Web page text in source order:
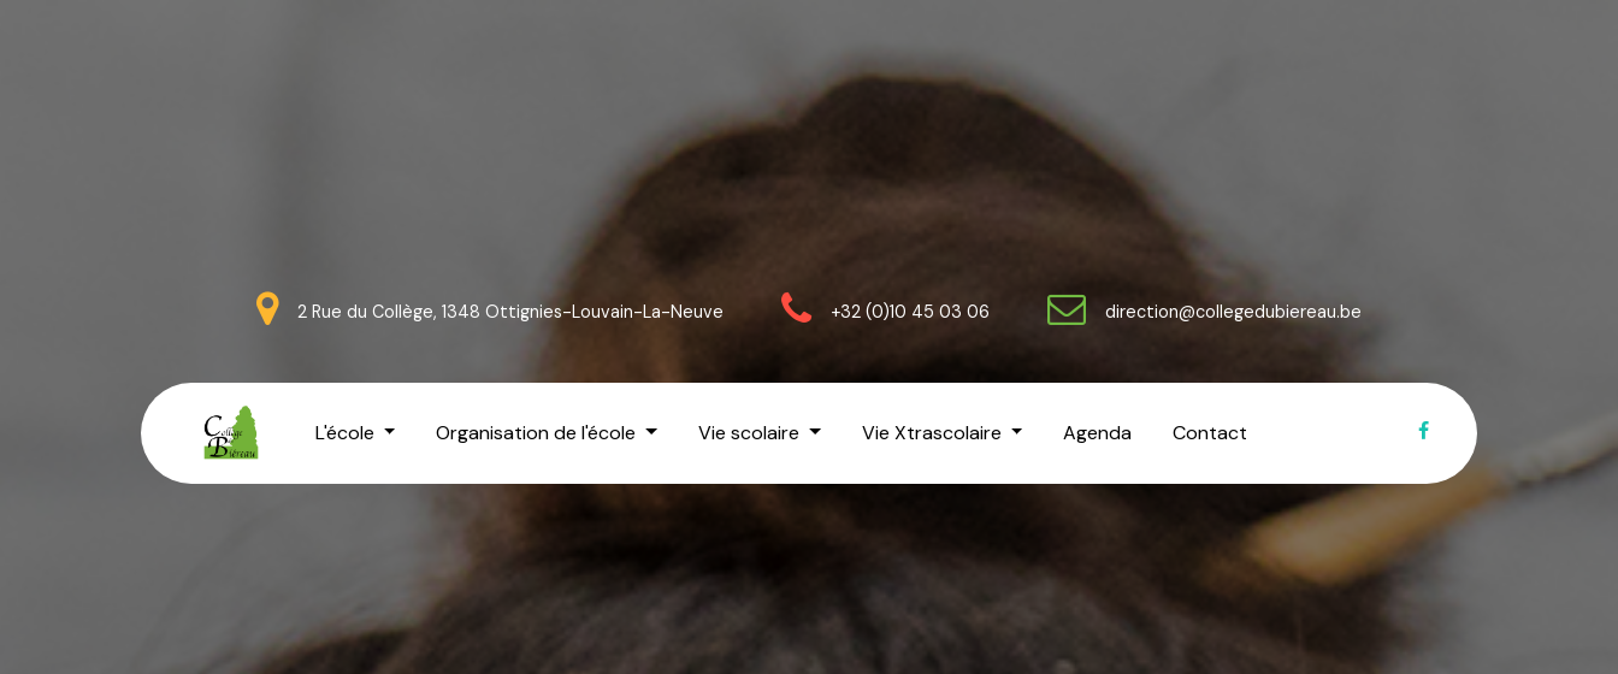
2 Rue du Collège, 1348 Ottignies-Louvain-La-Neuve +32 (0)10 45 03 06 direction@collegedubiereau.be
L'école Organisation de l'école Vie scolaire Vie Xtrascolaire Agenda Contact